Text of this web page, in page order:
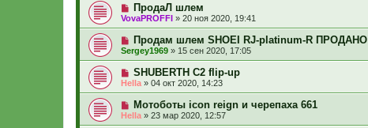
ПродаЛ шлем
VovaPROFFI » 20 ноя 2020, 19:41
Продам шлем SHOEI RJ-platinum-R ПРОДАНО
Sergey1969 » 15 сен 2020, 17:05
SHUBERTH C2 flip-up
Hella » 04 окт 2020, 14:23
Мотоботы icon reign и черепаха 661
Hella » 23 мар 2020, 12:57